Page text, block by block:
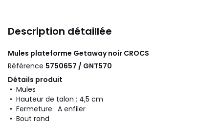
Description détaillée
Mules plateforme Getaway noir CROCS
Référence 5750657 / GNT570
Détails produit
• Mules
• Hauteur de talon : 4,5 cm
• Fermeture : A enfiler
• Bout rond